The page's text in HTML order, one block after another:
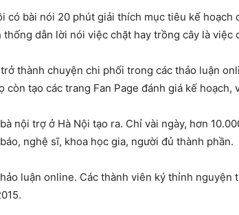
có bài nói 20 phút giải thích mục tiêu kế
dẫn lời nói việc chặt hay trồng cây là việc
thành chuyện chi phối trong các thảo luận
tạo các trang Fan Page đánh giá kế hoạch,
nội trợ ở Hà Nội tạo ra. Chỉ vài ngày, hơn
nghệ sĩ, khoa học gia, người đủ thành phần.
luận online. Các thành viên ký thỉnh nguyện